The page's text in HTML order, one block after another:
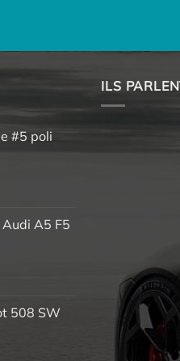
#5 poli
A5 F5
508 SW
ILS